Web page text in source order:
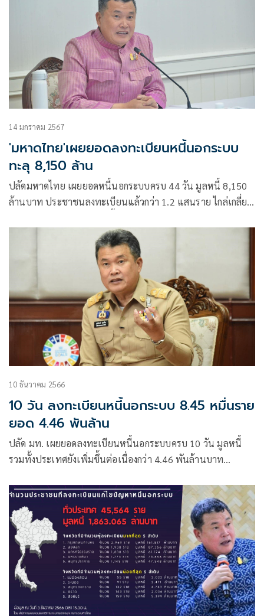
14 มกราคม 2567
'มหาดไทย'เผยยอดลงทะเบียนหนี้นอกระบบ
ทะลุ 8,150 ล้าน
ปลัดมหาดไทย เผยยอดหนี้นอกระบบครบ 44 วัน มูลหนี้ 8,150
ล้านบาท ประชาชนลงทะเบียนแล้วกว่า 1.2 แสนราย ไกล่เกลี่ย
kick off ตลาดนัดแก้หนี้ มุ่งอำนวยความสะดวกพี่น้องประชาชน
เพื่อแก้ปัญหาหนี้นอกระบบอย่างเป็นรูปธรรม
10 ธันวาคม 2566
10 วัน ลงทะเบียนหนี้นอกระบบ 8.45 หมื่นราย
ยอด 4.46 พันล้าน
ปลัด มท. เผยยอดลงทะเบียนหนี้นอกระบบครบ 10 วัน มูลหนี้
รวมทั้งประเทศยังเพิ่มขึ้นต่อเนื่องกว่า 4.46 พันล้านบาท